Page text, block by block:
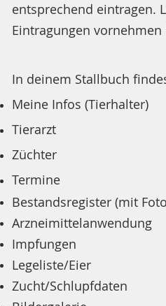
entsprechend eintragen.
Eintragungen
In deinem Stallbuch
Meine Infos (Tierhalter)
Tierarzt
Züchter
Termine
Bestandsregister (mit
Arzneimittelanwendung
Impfungen
Legeliste/Eier
Zucht/Schlupfdaten